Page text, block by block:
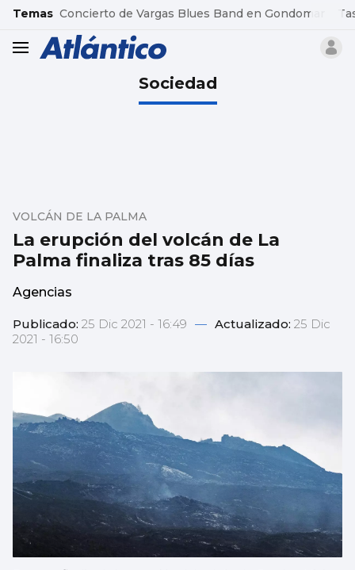
common.go-to-content
Temas Concierto de Vargas Blues Band en Gondomar
header.menu.open
Sociedad
La erupción del volcán de La
Palma finaliza tras 85 días
VOLCÁN DE LA PALMA
Agencias
Publicado: 25 Dic 2021 - 16:49 — Actualizado: 25 Dic
2021 - 16:50